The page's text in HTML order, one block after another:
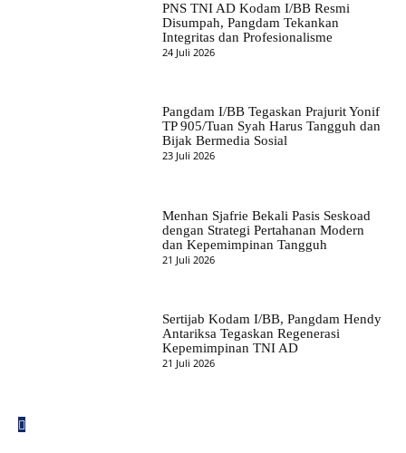
PNS TNI AD Kodam I/BB Resmi
Disumpah, Pangdam Tekankan
Integritas dan Profesionalisme
24 Juli 2026
Pangdam I/BB Tegaskan Prajurit Yonif
TP 905/Tuan Syah Harus Tangguh dan
Bijak Bermedia Sosial
23 Juli 2026
Menhan Sjafrie Bekali Pasis Seskoad
dengan Strategi Pertahanan Modern
dan Kepemimpinan Tangguh
21 Juli 2026
Sertijab Kodam I/BB, Pangdam Hendy
Antariksa Tegaskan Regenerasi
Kepemimpinan TNI AD
21 Juli 2026